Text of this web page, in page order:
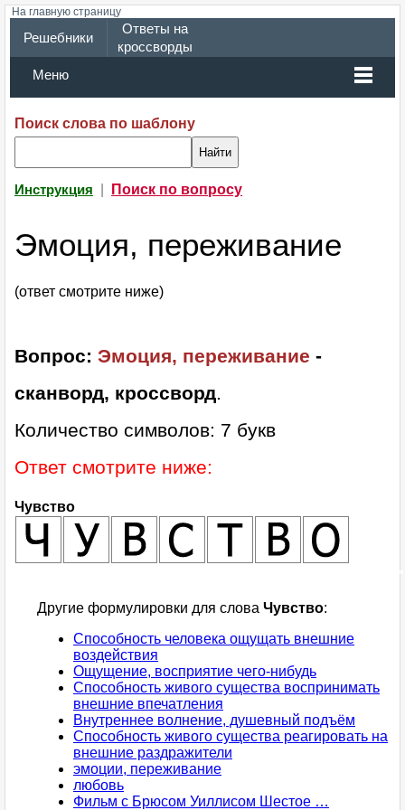
На главную страницу
Решебники
Ответы на
кроссворды
Меню
Поиск слова по шаблону
Инструкция Поиск по вопросу
Эмоция, переживание
(ответ смотрите ниже)
Вопрос: Эмоция, переживание -
сканворд, кроссворд.
Количество символов: 7 букв
Ответ смотрите ниже:
Чувство
Другие формулировки для слова Чувство:
Способность человека ощущать внешние
воздействия
Ощущение, восприятие чего-нибудь
Способность живого существа воспринимать
внешние впечатления
Внутреннее волнение, душевный подъём
Способность живого существа реагировать на
внешние раздражители
эмоции, переживание
любовь
Фильм с Брюсом Уиллисом Шестое …